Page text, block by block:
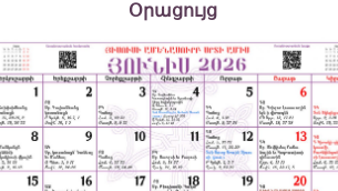
Օրացույց